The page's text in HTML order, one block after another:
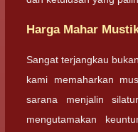
Harga Mahar
Sangat terjangkau
kami memaharkan
sarana menjalin
mengutamakan